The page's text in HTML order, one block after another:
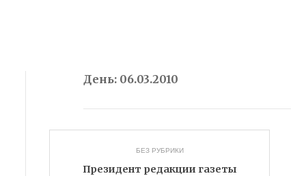
День: 06.03.2010
БЕЗ РУБРИКИ
Президент редакции газеты